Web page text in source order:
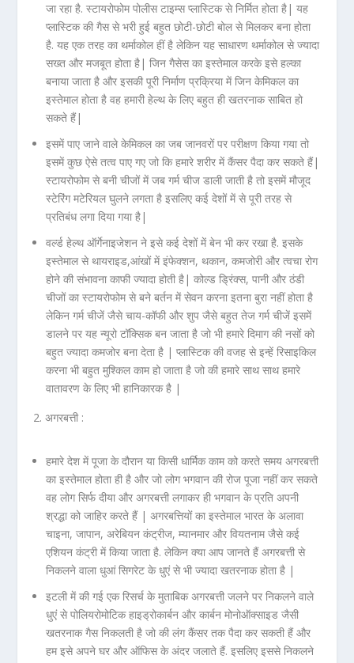
जा रहा है. स्टायरोफोम पोलीस टाइम्स प्लास्टिक से निर्मित होता है| यह
प्लास्टिक की गैस से भरी हुई बहुत छोटी-छोटी बोल से मिलकर बना होता
है. यह एक तरह का थर्माकोल हीं है लेकिन यह साधारण थर्माकोल से ज्यादा
सख्त और मजबूत होता है| जिन गैसेस का इस्तेमाल करके इसे हल्का
बनाया जाता है और इसकी पूरी निर्माण प्रक्रिया में जिन केमिकल का
इस्तेमाल होता है वह हमारी हेल्थ के लिए बहुत ही खतरनाक साबित हो
सकते हैं|
इसमें पाए जाने वाले केमिकल का जब जानवरों पर परीक्षण किया गया तो
इसमें कुछ ऐसे तत्व पाए गए जो कि हमारे शरीर में कैंसर पैदा कर सकते हैं|
स्टायरोफोम से बनी चीजों में जब गर्म चीज डाली जाती है तो इसमें मौजूद
स्टेरिंग मटेरियल घुलने लगता है इसलिए कई देशों में से पूरी तरह से
प्रतिबंध लगा दिया गया है|
वर्ल्ड हेल्थ ऑर्गेनाइजेशन ने इसे कई देशों में बेन भी कर रखा है. इसके
इस्तेमाल से थायराइड,आंखों में इंफेक्शन, थकान, कमजोरी और त्वचा रोग
होने की संभावना काफी ज्यादा होती है| कोल्ड ड्रिंक्स, पानी और ठंडी
चीजों का स्टायरोफोम से बने बर्तन में सेवन करना इतना बुरा नहीं होता है
लेकिन गर्म चीजें जैसे चाय-कॉफी और शुप जैसे बहुत तेज गर्म चीजें इसमें
डालने पर यह न्यूरो टॉक्सिक बन जाता है जो भी हमारे दिमाग की नसों को
बहुत ज्यादा कमजोर बना देता है | प्लास्टिक की वजह से इन्हें रिसाइकिल
करना भी बहुत मुश्किल काम हो जाता है जो की हमारे साथ साथ हमारे
वातावरण के लिए भी हानिकारक है |
2. अगरबत्ती :
हमारे देश में पूजा के दौरान या किसी धार्मिक काम को करते समय अगरबत्ती
का इस्तेमाल होता ही है और जो लोग भगवान की रोज पूजा नहीं कर सकते
वह लोग सिर्फ दीया और अगरबत्ती लगाकर ही भगवान के प्रति अपनी
श्रद्धा को जाहिर करते हैं | अगरबत्तियों का इस्तेमाल भारत के अलावा
चाइना, जापान, अरेबियन कंट्रीज, म्यानमार और वियतनाम जैसे कई
एशियन कंट्री में किया जाता है. लेकिन क्या आप जानते हैं अगरबत्ती से
निकलने वाला धुआं सिगरेट के धुएं से भी ज्यादा खतरनाक होता है |
इटली में की गई एक रिसर्च के मुताबिक अगरबत्ती जलने पर निकलने वाले
धुएं से पोलियरोमोटिक हाइड्रोकार्बन और कार्बन मोनोऑक्साइड जैसी
खतरनाक गैस निकलती है जो की लंग कैंसर तक पैदा कर सकती हैं और
हम इसे अपने घर और ऑफिस के अंदर जलाते हैं. इसलिए इससे निकलने